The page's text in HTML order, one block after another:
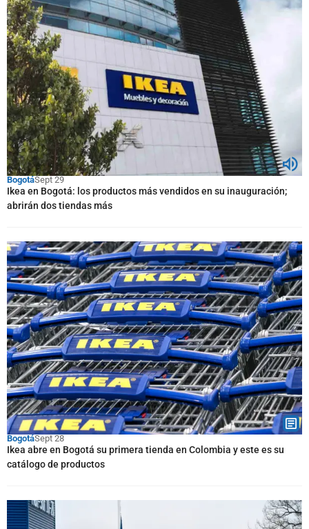
BogotáSept 29
Ikea en Bogotá: los productos más vendidos en su inauguración;
abrirán dos tiendas más
BogotáSept 28
Ikea abre en Bogotá su primera tienda en Colombia y este es su
catálogo de productos